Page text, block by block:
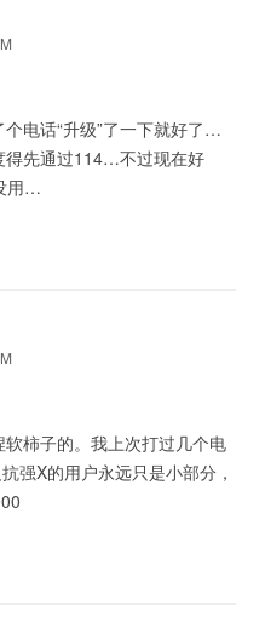
电话“升级”了一下就好了…
先通过114…不过现在好
用…
柿子的。我上次打过几个电
强X的用户永远只是小部分，